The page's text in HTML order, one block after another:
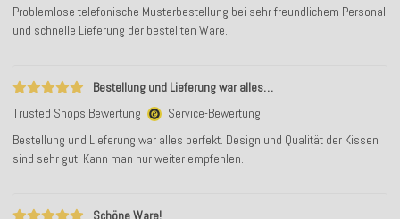
Problemlose telefonische Musterbestellung bei sehr freundlichem Personal
und schnelle Lieferung der bestellten Ware.
Bestellung und Lieferung war alles…
Trusted Shops Bewertung
Service-Bewertung
Bestellung und Lieferung war alles perfekt. Design und Qualität der Kissen
sind sehr gut. Kann man nur weiter empfehlen.
Schöne Ware!